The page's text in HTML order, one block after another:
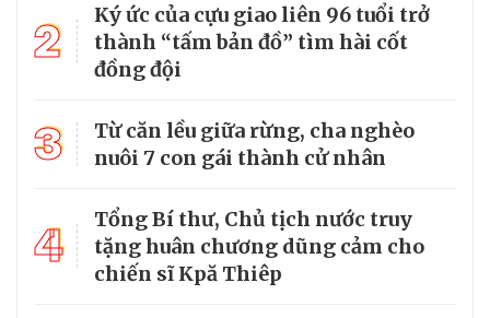
2
Ký ức của cựu giao liên 96 tuổi trở
thành “tấm bản đồ” tìm hài cốt
đồng đội
3
Từ căn lều giữa rừng, cha nghèo
nuôi 7 con gái thành cử nhân
4
Tổng Bí thư, Chủ tịch nước truy
tặng huân chương dũng cảm cho
chiến sĩ Kpă Thiêp